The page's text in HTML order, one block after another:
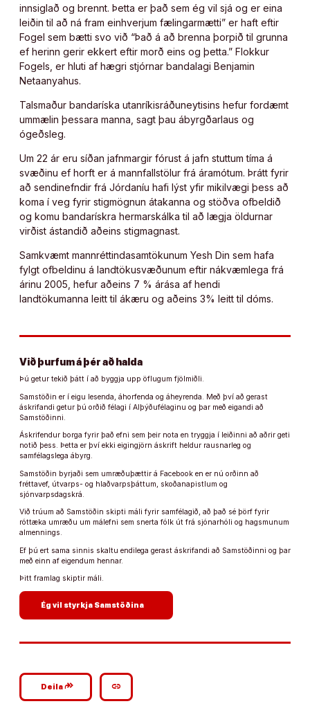
innsiglað og brennt. Þetta er það sem ég vil sjá og er eina
leiðin til að ná fram einhverjum fælingarmætti” er haft eftir
Fogel sem bætti svo við “Það á að brenna þorpið til grunna
ef herinn gerir ekkert eftir morð eins og þetta.” Flokkur
Fogels, er hluti af hægri stjórnar bandalagi Benjamin
Netaanyahus.
Talsmaður bandaríska utanríkisráðuneytisins hefur fordæmt
ummælin þessara manna, sagt þau ábyrgðarlaus og
ógeðsleg.
Um 22 ár eru síðan jafnmargir fórust á jafn stuttum tíma á
svæðinu ef horft er á mannfallstölur frá áramótum. Þrátt fyrir
að sendinefndir frá Jórdaníu hafi lýst yfir mikilvægi þess að
koma í veg fyrir stigmögnun átakanna og stöðva ofbeldið
og komu bandarískra hermarskálka til að lægja öldurnar
virðist ástandið aðeins stigmagnast.
Samkvæmt mannréttindasamtökunum Yesh Din sem hafa
fylgt ofbeldinu á landtökusvæðunum eftir nákvæmlega frá
árinu 2005, hefur aðeins 7 % árása af hendi
landtökumanna leitt til ákæru og aðeins 3% leitt til dóms.
Við þurfum á þér að halda
Þú getur tekið þátt í að byggja upp öflugum fjölmiðli.
Samstöðin er í eigu lesenda, áhorfenda og áheyrenda. Með því að gerast
áskrifandi getur þú orðið félagi í Alþýðufélaginu og þar með eigandi að
Samstöðinni.
Áskrifendur borga fyrir það efni sem þeir nota en tryggja í leiðinni að aðrir geti
notið þess. Þetta er því ekki eigingjörn áskrift heldur rausnarleg og
samfélagslega ábyrg.
Samstöðin byrjaði sem umræðuþættir á Facebook en er nú orðinn að
fréttavef, útvarps- og hlaðvarpsþáttum, skoðanapistlum og
sjónvarpsdagskrá.
Við trúum að Samstöðin skipti máli fyrir samfélagið, að það sé þörf fyrir
róttæka umræðu um málefni sem snerta fólk út frá sjónarhóli og hagsmunum
almennings.
Ef þú ert sama sinnis skaltu endilega gerast áskrifandi að Samstöðinni og þar
með einn af eigendum hennar.
Þitt framlag skiptir máli.
Ég vil styrkja Samstöðina
Deilagoogle_plus_reshare link